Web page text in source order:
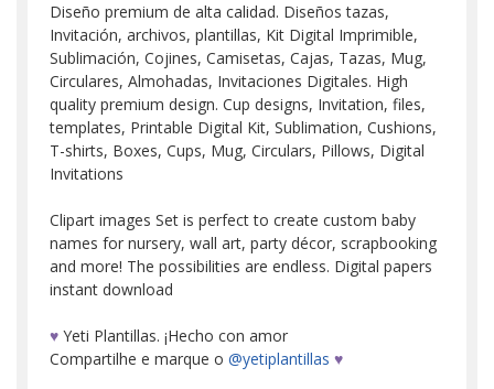
Diseño premium de alta calidad. Diseños tazas,
Invitación, archivos, plantillas, Kit Digital Imprimible,
Sublimación, Cojines, Camisetas, Cajas, Tazas, Mug,
Circulares, Almohadas, Invitaciones Digitales. High
quality premium design. Cup designs, Invitation, files,
templates, Printable Digital Kit, Sublimation, Cushions,
T-shirts, Boxes, Cups, Mug, Circulars, Pillows, Digital
Invitations
Clipart images Set is perfect to create custom baby
names for nursery, wall art, party décor, scrapbooking
and more! The possibilities are endless. Digital papers
instant download
♥ Yeti Plantillas. ¡Hecho con amor
Compartilhe e marque o @yetiplantillas ♥